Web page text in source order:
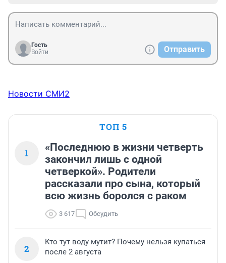
Гость
Войти
Отправить
Новости СМИ2
ТОП 5
1
«Последнюю в жизни четверть
закончил лишь с одной
четверкой». Родители
рассказали про сына, который
всю жизнь боролся с раком
3 617 Обсудить
2
Кто тут воду мутит? Почему нельзя купаться
после 2 августа